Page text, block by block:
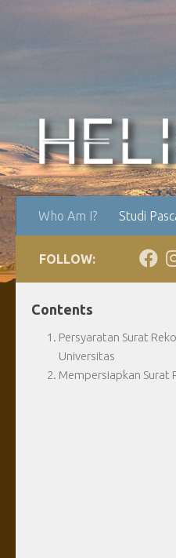
Who Am I? Studi
FOLLOW:
Contents
Persyaratan Surat
Universitas
Mempersiapkan Surat